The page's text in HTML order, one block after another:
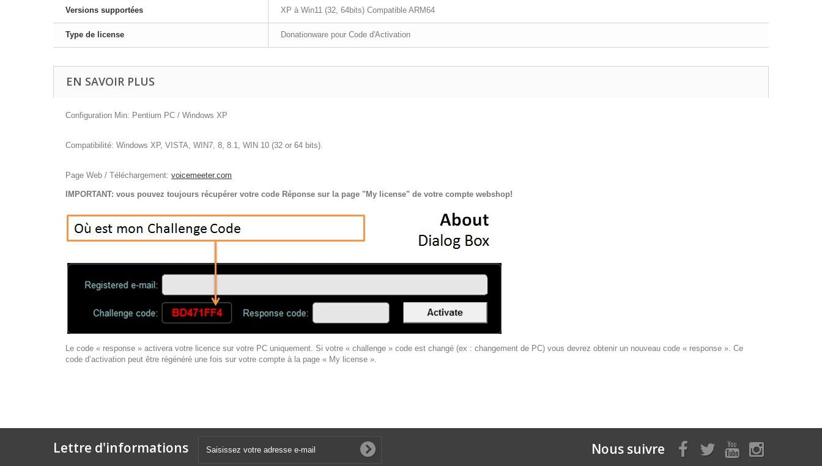
Versions supportées XP à Win11 (32, 64bits) Compatible ARM64
Type de license Donationware pour Code d'Activation
EN SAVOIR PLUS
Configuration Min: Pentium PC / Windows XP
Compatibilité: Windows XP, VISTA, WIN7, 8, 8.1, WIN 10 (32 or 64 bits).
Page Web / Téléchargement: voicemeeter.com
IMPORTANT: vous pouvez toujours récupérer votre code Réponse sur la page "My license" de votre compte webshop!
Le code « response » activera votre licence sur votre PC uniquement. Si votre « challenge » code est changé (ex : changement de PC) vous devrez obtenir un nouveau code « response ». Ce
code d’activation peut être régénéré une fois sur votre compte à la page « My license ».
Lettre d'informations Nous suivre